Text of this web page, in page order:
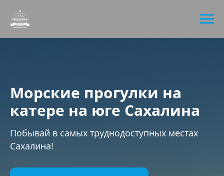
Морские прогулки на
катере на юге Сахалина
Побывай в самых труднодоступных местах
Сахалина!